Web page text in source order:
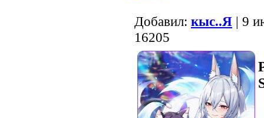
Добавил: кыс..Я | 9
16205